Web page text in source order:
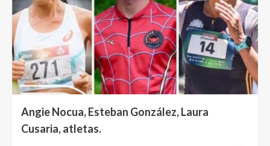
Angie Nocua, Esteban González, Laura
Cusaria, atletas.